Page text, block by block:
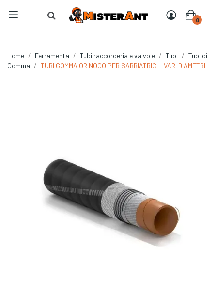
0
Home Ferramenta Tubi raccorderia e valvole Tubi
Tubi di
Gomma
TUBI GOMMA ORINOCO PER SABBIATRICI - VARI DIAMETRI